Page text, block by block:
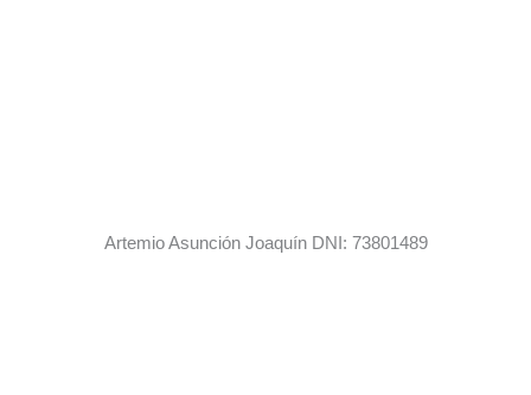
Artemio Asunción Joaquín DNI: 73801489